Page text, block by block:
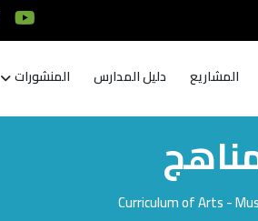
المشاريع دليل المدارس المنشورات
Curriculum of Arts -